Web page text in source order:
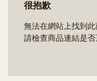
很抱歉
無法在網站上找到此
請檢查商品連結是否